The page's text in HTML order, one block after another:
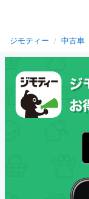
ジモティー 中古車